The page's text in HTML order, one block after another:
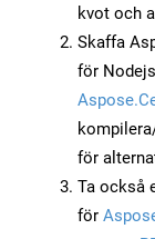
kvot och
Skaffa
för
för
Ta också
för